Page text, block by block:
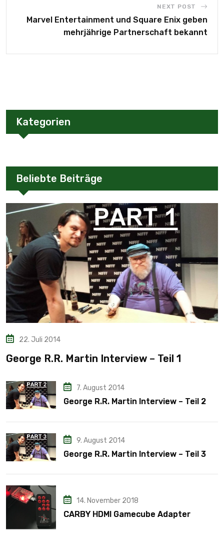
NEXT POST
Marvel Entertainment und Square Enix geben
mehrjährige Partnerschaft bekannt
Kategorien
Beliebte Beiträge
22. Juli 2014
George R.R. Martin Interview – Teil 1
7. August 2014
George R.R. Martin Interview – Teil 2
9. August 2014
George R.R. Martin Interview – Teil 3
14. November 2018
CARBY HDMI Gamecube Adapter